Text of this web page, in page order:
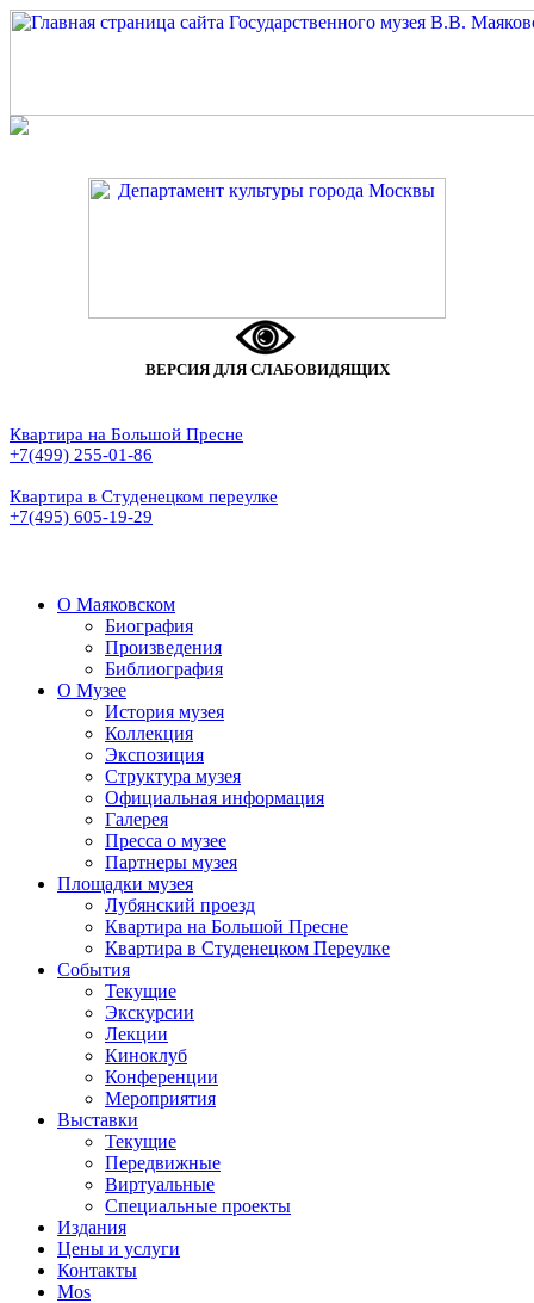
ВЕРСИЯ ДЛЯ СЛАБОВИДЯЩИХ
Квартира на Большой Пресне
+7(499) 255-01-86
Квартира в Студенецком переулке
+7(495) 605-19-29
О Маяковском
Биография
Произведения
Библиография
О Музее
История музея
Коллекция
Экспозиция
Структура музея
Официальная информация
Галерея
Пресса о музее
Партнеры музея
Площадки музея
Лубянский проезд
Квартира на Большой Пресне
Квартира в Студенецком Переулке
События
Текущие
Экскурсии
Лекции
Киноклуб
Конференции
Мероприятия
Выставки
Текущие
Передвижные
Виртуальные
Специальные проекты
Издания
Цены и услуги
Контакты
Mos